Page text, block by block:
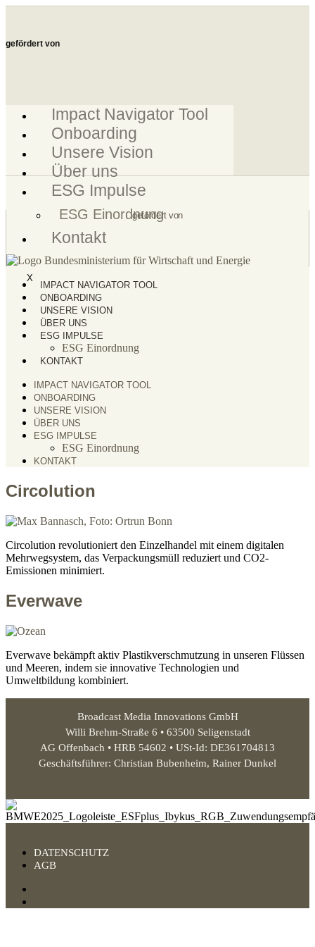
gefördert von
Impact Navigator Tool
Onboarding
Unsere Vision
Über uns
ESG Impulse
ESG Einordnung
Kontakt
X
gefördert von
IMPACT NAVIGATOR TOOL
ONBOARDING
UNSERE VISION
ÜBER UNS
ESG IMPULSE
ESG Einordnung
KONTAKT
IMPACT NAVIGATOR TOOL
ONBOARDING
UNSERE VISION
ÜBER UNS
ESG IMPULSE
ESG Einordnung
KONTAKT
Circolution
Circolution revolutioniert den Einzelhandel mit einem digitalen
Mehrwegsystem, das Verpackungsmüll reduziert und CO2-
Emissionen minimiert.
Everwave
Everwave bekämpft aktiv Plastikverschmutzung in unseren Flüssen
und Meeren, indem sie innovative Technologien und
Umweltbildung kombiniert.
Broadcast Media Innovations GmbH
Willi Brehm-Straße 6 • 63500 Seligenstadt
AG Offenbach • HRB 54602 • USt-Id: DE361704813
Geschäftsführer: Christian Bubenheim, Rainer Dunkel
DATENSCHUTZ
AGB